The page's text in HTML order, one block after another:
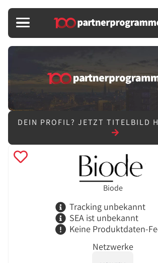
DEIN PROFIL? JETZT TITELBILD
Biode
Tracking unbekannt
SEA ist unbekannt
Keine Produktdaten-
Netzwerke